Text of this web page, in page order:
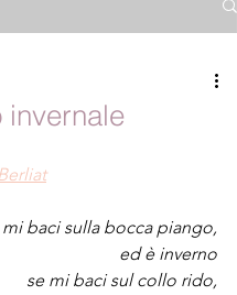
invernale
mi baci sulla bocca piango,
ed è inverno
se mi baci sul collo rido,